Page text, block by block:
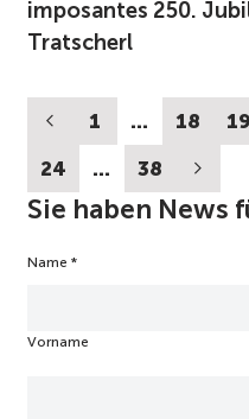
imposantes 250.
Tratscherl
1 … 18 19
24
… 38
Sie haben News
Name *
Vorname
N
l